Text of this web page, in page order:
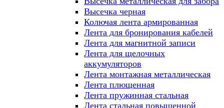
Высечка черная
Колючая лента армированная
Лента для бронирования кабелей
Лента для магнитной записи
Лента для щелочных
аккумуляторов
Лента монтажная металлическая
Лента плющенная
Лента пружинная стальная
Лента стальная повышенной